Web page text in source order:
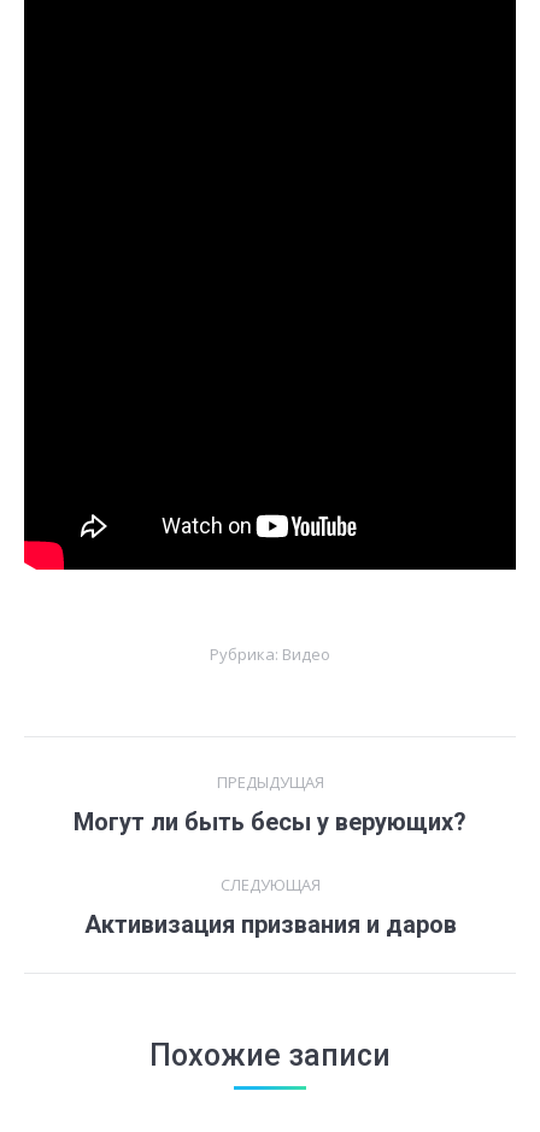
Рубрика: Видео
ПРЕДЫДУЩАЯ
Предыдущая
Могут ли быть бесы у верующих?
СЛЕДУЮЩАЯ
Следующая
Активизация призвания и даров
Похожие записи